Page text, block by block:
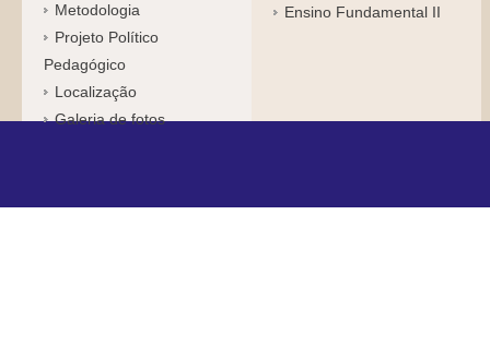
Metodologia
Projeto Político
Pedagógico
Localização
Galeria de fotos
Ensino Fundamental II